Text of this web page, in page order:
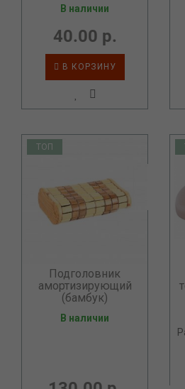
В наличии
40.00 р.
В КОРЗИНУ
ТОП
Подголовник
амортизирующий
(бамбук)
В наличии